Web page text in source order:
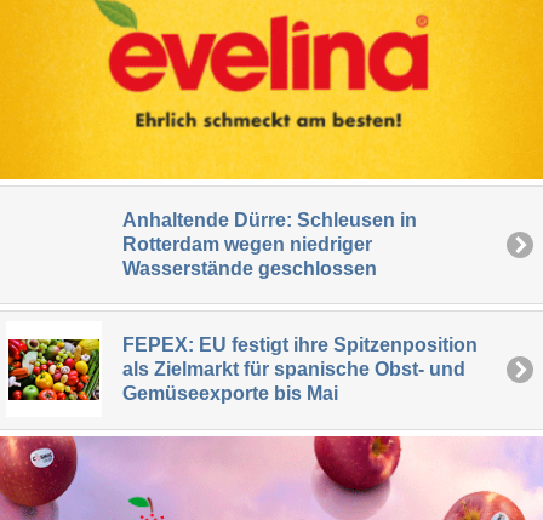
Anhaltende Dürre: Schleusen in
Rotterdam wegen niedriger
Wasserstände geschlossen
FEPEX: EU festigt ihre Spitzenposition
als Zielmarkt für spanische Obst- und
Gemüseexporte bis Mai